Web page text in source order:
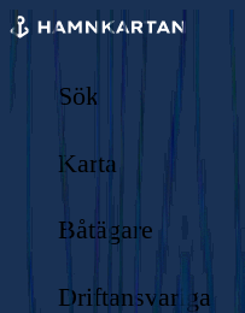
Sök
Karta
Båtägare
Driftansvariga